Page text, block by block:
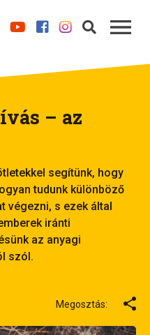
– az
segítünk, hogy
tudunk különböző
végezni, s ezek által
iránti
az anyagi
szól.
Megosztás: